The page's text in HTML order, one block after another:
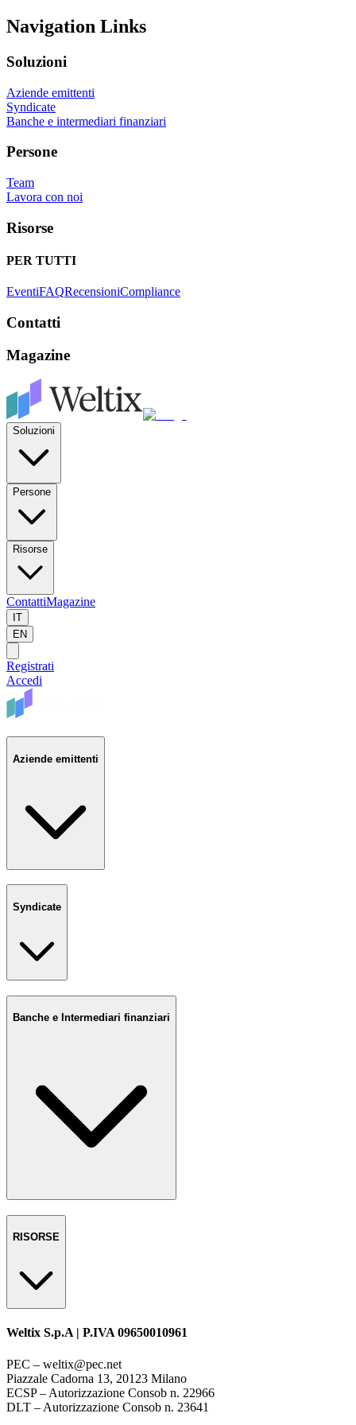
Navigation Links
Soluzioni
Aziende emittenti
Syndicate
Banche e intermediari finanziari
Persone
Team
Lavora con noi
Risorse
PER TUTTI
EventiFAQRecensioniCompliance
Contatti
Magazine
Soluzioni
Persone
Risorse
ContattiMagazine
IT
EN
Registrati
Accedi
Aziende emittenti
Syndicate
Banche e Intermediari finanziari
RISORSE
Weltix S.p.A | P.IVA 09650010961
PEC – weltix@pec.net
Piazzale Cadorna 13, 20123 Milano
ECSP – Autorizzazione Consob n. 22966
DLT – Autorizzazione Consob n. 23641